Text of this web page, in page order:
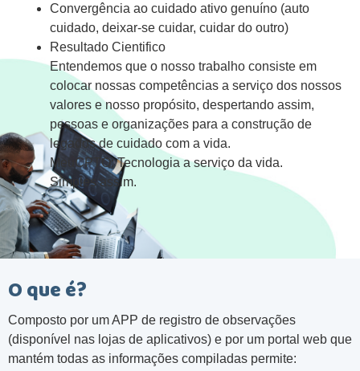
Convergência ao cuidado ativo genuíno (auto
cuidado, deixar-se cuidar, cuidar do outro)
Resultado Cientifico
Entendemos que o nosso trabalho consiste em
colocar nossas competências a serviço dos nossos
valores e nosso propósito, despertando assim,
pessoas e organizações para a construção de
legados de cuidado com a vida.
MeuCPTO: Tecnologia a serviço da vida.
Simples assim.
O que é?
Composto por um APP de registro de observações
(disponível nas lojas de aplicativos) e por um portal web que
mantém todas as informações compiladas permite: